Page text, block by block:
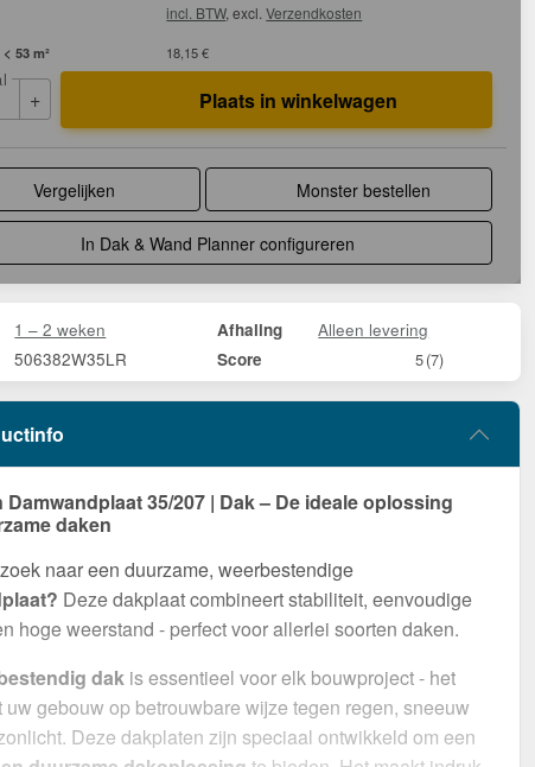
incl. BTW, excl.Verzendkosten
53 m² 18,15 €
+ Plaats in winkelwagen
Vergelijken Monster bestellen
In Dak & Wand Planner configureren
1 – 2 weken Afhaling Alleen levering
506382W35LR Score 5(7)
Damwandplaat 35/207 | Dak – De ideale oplossing
daken
naar een duurzame, weerbestendige
Deze dakplaat combineert stabiliteit, eenvoudige
hoge weerstand - perfect voor allerlei soorten daken.
dak is essentieel voor elk bouwproject - het
uw gebouw op betrouwbare wijze tegen regen, sneeuw
Deze dakplaten zijn speciaal ontwikkeld om een